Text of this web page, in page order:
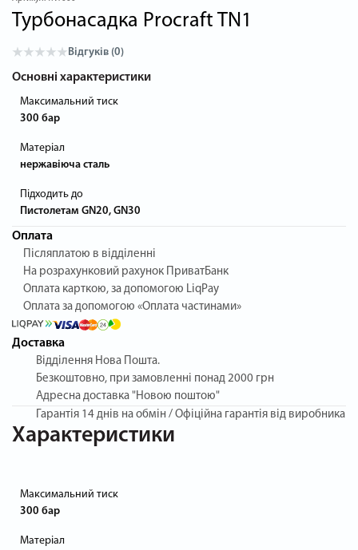
Турбонасадка Procraft TN1
Відгуків (0)
Основні характеристики
Максимальний тиск
300 бар
Матеріал
нержавіюча сталь
Підходить до
Пистолетам GN20, GN30
Оплата
Післяплатою в відділенні
На розрахунковий рахунок ПриватБанк
Оплата карткою, за допомогою LiqPay
Оплата за допомогою «Оплата частинами»
Доставка
Відділення Нова Пошта.
Безкоштовно, при замовленні понад 2000 грн
Адресна доставка "Новою поштою"
Гарантія 14 днів на обмін / Офіційна гарантія від виробника
Характеристики
Максимальний тиск
300 бар
Матеріал